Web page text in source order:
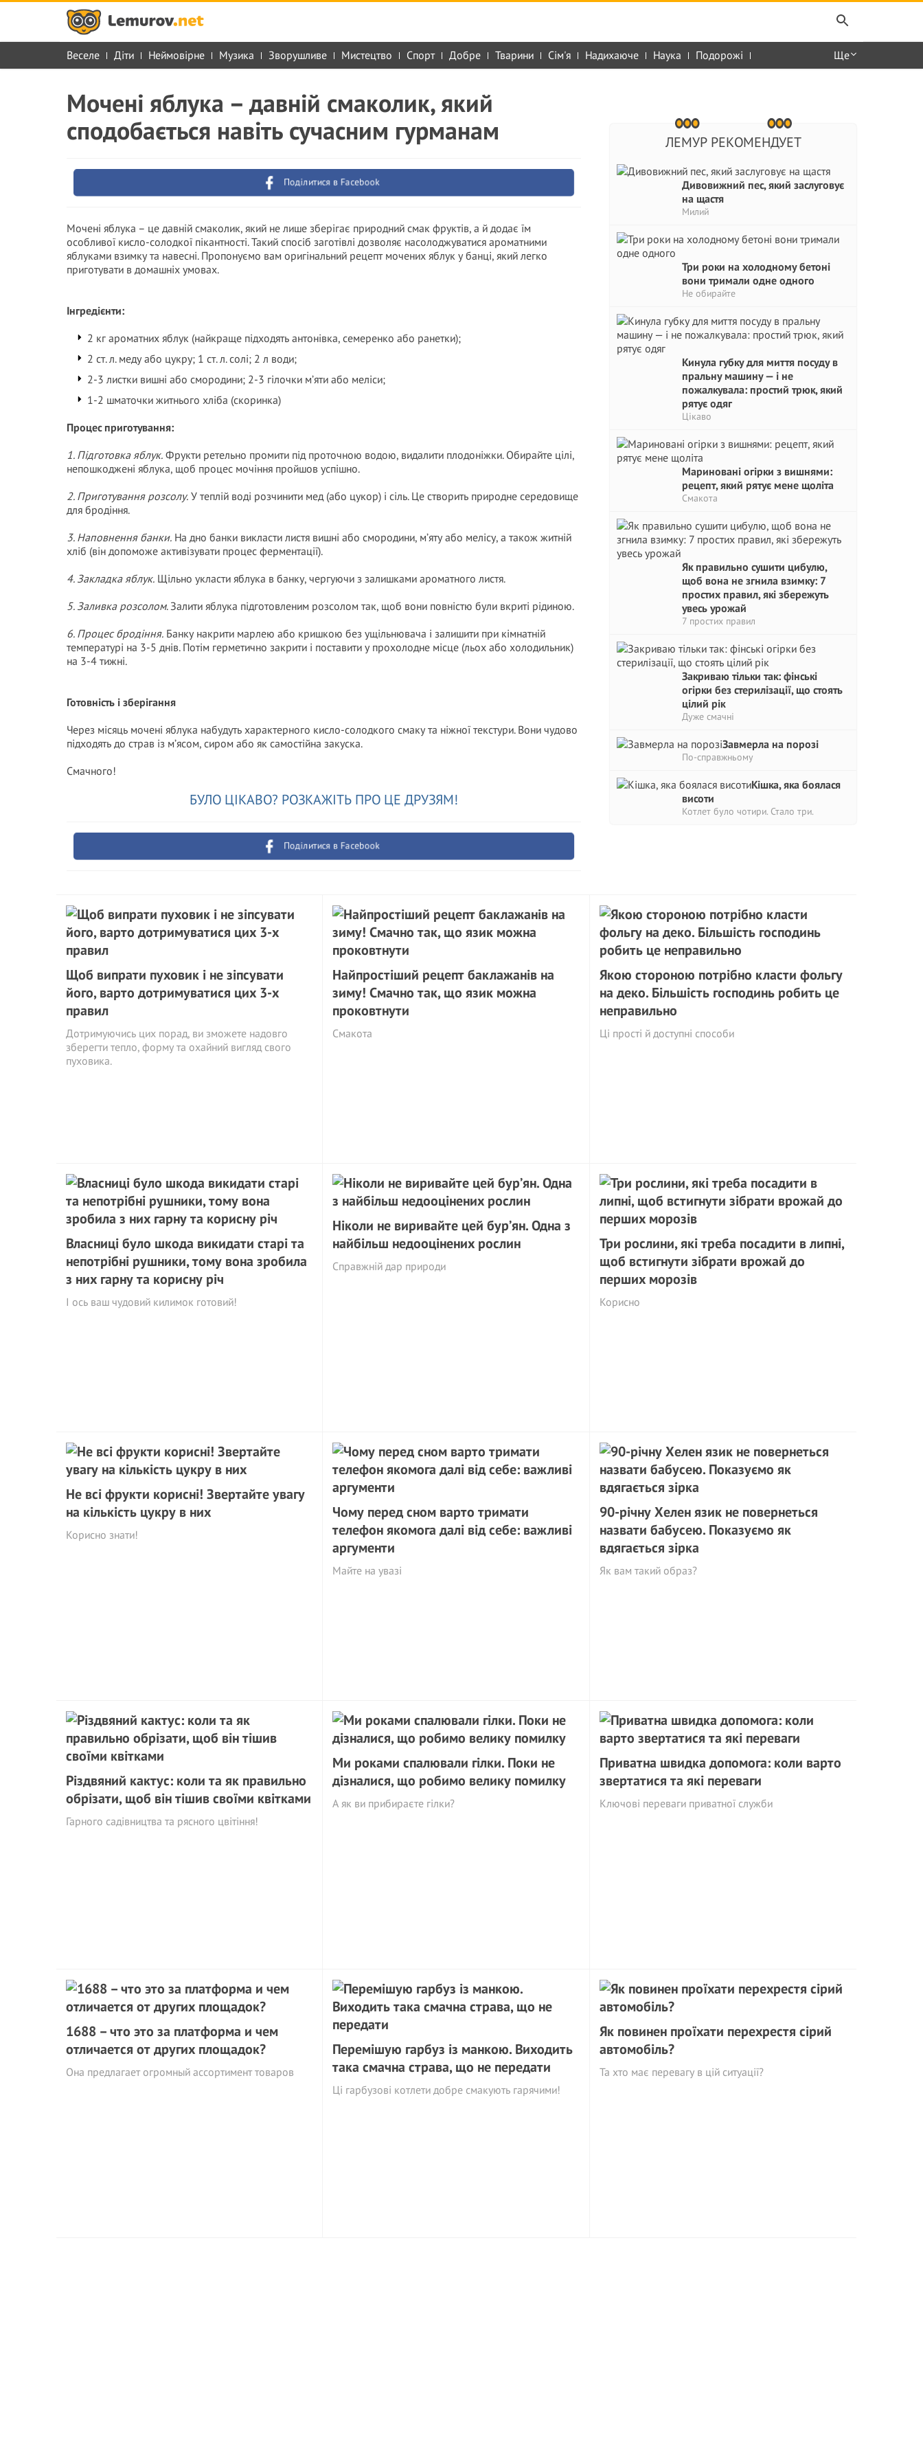
Веселе Діти Неймовірне Музика Зворушливе Мистецтво Спорт Добре Тварини Сім'я Надихаюче Наука Подорожі Ще
ЛЕМУР РЕКОМЕНДУЕТ
Дивовижний пес, який заслуговує
на щастя
Милий
Три роки на холодному бетоні
вони тримали одне одного
Не обирайте
Кинула губку для миття посуду в
пральну машину — і не
пожалкувала: простий трюк, який
рятує одяг
Цікаво
Мариновані огірки з вишнями:
рецепт, який рятує мене щоліта
Смакота
Як правильно сушити цибулю,
щоб вона не згнила взимку: 7
простих правил, які збережуть
увесь урожай
7 простих правил
Закриваю тільки так: фінські
огірки без стерилізації, що стоять
цілий рік
Дуже смачні
Завмерла на порозі
По-справжньому
Кішка, яка боялася
висоти
Котлет було чотири. Стало три.
Мочені яблука – давній смаколик, який
сподобається навіть сучасним гурманам
Поділитися в Facebook
Мочені яблука – це давній смаколик, який не лише зберігає природний смак фруктів, а й додає їм
особливої кисло-солодкої пікантності. Такий спосіб заготівлі дозволяє насолоджуватися ароматними
яблуками взимку та навесні. Пропонуємо вам оригінальний рецепт мочених яблук у банці, який легко
приготувати в домашніх умовах.
Інгредієнти:
2 кг ароматних яблук (найкраще підходять антонівка, семеренко або ранетки);
2 ст. л. меду або цукру; 1 ст. л. солі; 2 л води;
2-3 листки вишні або смородини; 2-3 гілочки м’яти або меліси;
1-2 шматочки житнього хліба (скоринка)
Процес приготування:
1. Підготовка яблук. Фрукти ретельно промити під проточною водою, видалити плодоніжки. Обирайте цілі,
непошкоджені яблука, щоб процес мочіння пройшов успішно.
2. Приготування розсолу. У теплій воді розчинити мед (або цукор) і сіль. Це створить природне середовище
для бродіння.
3. Наповнення банки. На дно банки викласти листя вишні або смородини, м’яту або мелісу, а також житній
хліб (він допоможе активізувати процес ферментації).
4. Закладка яблук. Щільно укласти яблука в банку, чергуючи з залишками ароматного листя.
5. Заливка розсолом. Залити яблука підготовленим розсолом так, щоб вони повністю були вкриті рідиною.
6. Процес бродіння. Банку накрити марлею або кришкою без ущільнювача і залишити при кімнатній
температурі на 3-5 днів. Потім герметично закрити і поставити у прохолодне місце (льох або холодильник)
на 3-4 тижні.
Готовність і зберігання
Через місяць мочені яблука набудуть характерного кисло-солодкого смаку та ніжної текстури. Вони чудово
підходять до страв із м’ясом, сиром або як самостійна закуска.
Смачного!
БУЛО ЦІКАВО? РОЗКАЖІТЬ ПРО ЦЕ ДРУЗЯМ!
Поділитися в Facebook
Щоб випрати пуховик і не зіпсувати
його, варто дотримуватися цих 3-х
правил
Дотримуючись цих порад, ви зможете надовго
зберегти тепло, форму та охайний вигляд свого
пуховика.
Найпростіший рецепт баклажанів на
зиму! Смачно так, що язик можна
проковтнути
Смакота
Якою стороною потрібно класти фольгу
на деко. Більшість господинь робить це
неправильно
Ці прості й доступні способи
Власниці було шкода викидати старі та
непотрібні рушники, тому вона зробила
з них гарну та корисну річ
І ось ваш чудовий килимок готовий!
Ніколи не виривайте цей бур’ян. Одна з
найбільш недооцінених рослин
Справжній дар природи
Три рослини, які треба посадити в липні,
щоб встигнути зібрати врожай до
перших морозів
Корисно
Не всі фрукти корисні! Звертайте увагу
на кількість цукру в них
Корисно знати!
Чому перед сном варто тримати
телефон якомога далі від себе: важливі
аргументи
Майте на увазі
90-річну Хелен язик не повернеться
назвати бабусею. Показуємо як
вдягається зірка
Як вам такий образ?
Різдвяний кактус: коли та як правильно
обрізати, щоб він тішив своїми квітками
Гарного садівництва та рясного цвітіння!
Ми роками спалювали гілки. Поки не
дізналися, що робимо велику помилку
А як ви прибираєте гілки?
Приватна швидка допомога: коли варто
звертатися та які переваги
Ключові переваги приватної служби
1688 – что это за платформа и чем
отличается от других площадок?
Она предлагает огромный ассортимент товаров
Перемішую гарбуз із манкою. Виходить
така смачна страва, що не передати
Ці гарбузові котлети добре смакують гарячими!
Як повинен проїхати перехрестя сірий
автомобіль?
Та хто має перевагу в цій ситуації?